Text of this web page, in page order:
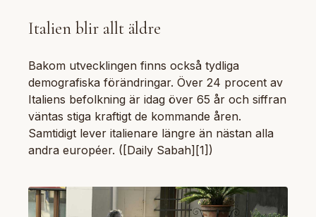
Italien blir allt äldre
Bakom utvecklingen finns också tydliga
demografiska förändringar. Över 24 procent av
Italiens befolkning är idag över 65 år och siffran
väntas stiga kraftigt de kommande åren.
Samtidigt lever italienare längre än nästan alla
andra européer. ([Daily Sabah][1])